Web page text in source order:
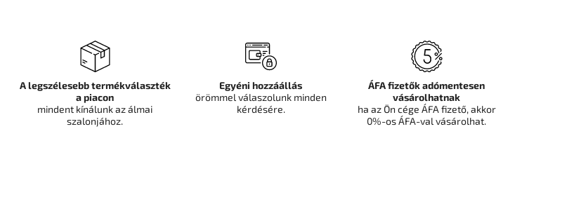
A legszélesebb termékválaszték
a piacon
mindent kínálunk az álmai
szalonjához.
Egyéni hozzáállás
örömmel válaszolunk minden
kérdésére.
ÁFA fizetők adómentesen
vásárolhatnak
ha az Ön cége ÁFA fizető, akkor
0%-os ÁFA-val vásárolhat.